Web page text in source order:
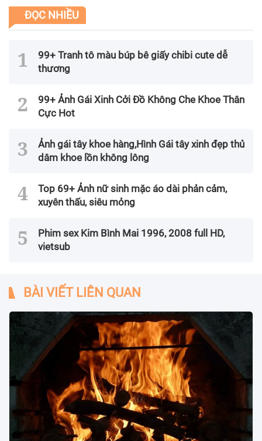
ĐỌC NHIỀU
99+ Tranh tô màu búp bê giấy chibi cute dễ
thương
99+ Ảnh Gái Xinh Cởi Đồ Không Che Khoe Thân
Cực Hot
Ảnh gái tây khoe hàng,Hình Gái tây xinh đẹp thủ
dâm khoe lồn không lông
Top 69+ Ảnh nữ sinh mặc áo dài phản cảm,
xuyên thấu, siêu mỏng
Phim sex Kim Bình Mai 1996, 2008 full HD,
vietsub
BÀI VIẾT LIÊN QUAN